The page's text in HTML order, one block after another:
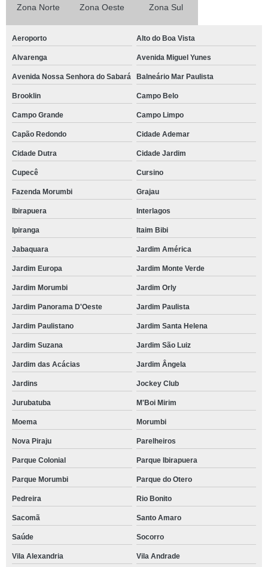
Zona Norte Zona Oeste Zona Sul
Aeroporto Alto do Boa Vista
Alvarenga Avenida Miguel Yunes
Avenida Nossa Senhora do Sabará Balneário Mar Paulista
Brooklin Campo Belo
Campo Grande Campo Limpo
Capão Redondo Cidade Ademar
Cidade Dutra Cidade Jardim
Cupecê Cursino
Fazenda Morumbi Grajau
Ibirapuera Interlagos
Ipiranga Itaim Bibi
Jabaquara Jardim América
Jardim Europa Jardim Monte Verde
Jardim Morumbi Jardim Orly
Jardim Panorama D'Oeste Jardim Paulista
Jardim Paulistano Jardim Santa Helena
Jardim Suzana Jardim São Luiz
Jardim das Acácias Jardim Ângela
Jardins Jockey Club
Jurubatuba M'Boi Mirim
Moema Morumbi
Nova Piraju Parelheiros
Parque Colonial Parque Ibirapuera
Parque Morumbi Parque do Otero
Pedreira Rio Bonito
Sacomã Santo Amaro
Saúde Socorro
Vila Alexandria Vila Andrade